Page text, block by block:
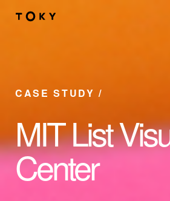
Skip to main content
CASE STUDY
MIT List
Center